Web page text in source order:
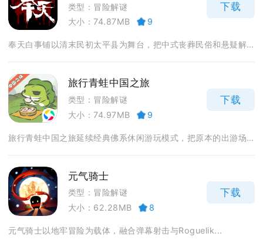
类型：冒险解谜
大小：74.87MB
9
下载
奉天白事铺以清末民初太平县为舞台，把中式丧葬民俗和悬疑解...
旅行青蛙中国之旅
类型：冒险解谜
大小：74.97MB
9
下载
旅行青蛙中国之旅延续经典佛系休闲游玩模式，把原本的出游场...
元气骑士
类型：冒险解谜
大小：62.28MB
8
下载
元气骑士以地牢冒险为载体，融合弹幕射击与Roguelik...